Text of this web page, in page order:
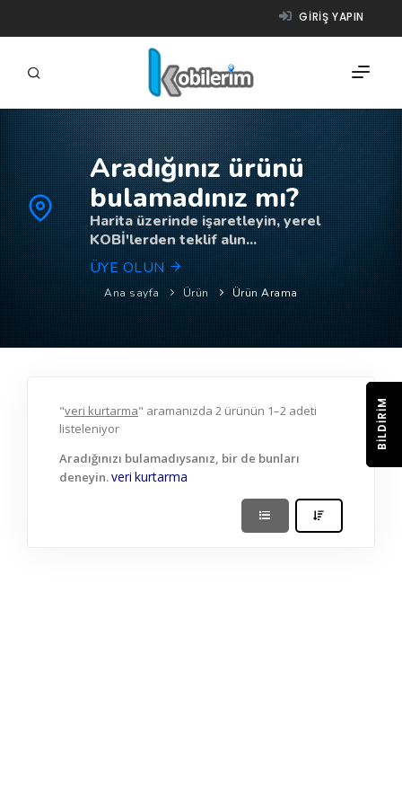
GIRIŞ YAPIN
FIRMALAR
ÜRÜNLER
NASIL ÇALIŞIR?
YARDIM
Aradığınız ürünü
bulamadınız mı?
Harita üzerinde işaretleyin, yerel
KOBİ'lerden teklif alın...
ÜYE OLUN
Ana sayfa Ürün Ürün Arama
"veri kurtarma" aramanızda 2 ürünün 1–2 adeti
listeleniyor
Aradığınızı bulamadıysanız, bir de bunları
deneyin.veri kurtarma
BILDIRIM